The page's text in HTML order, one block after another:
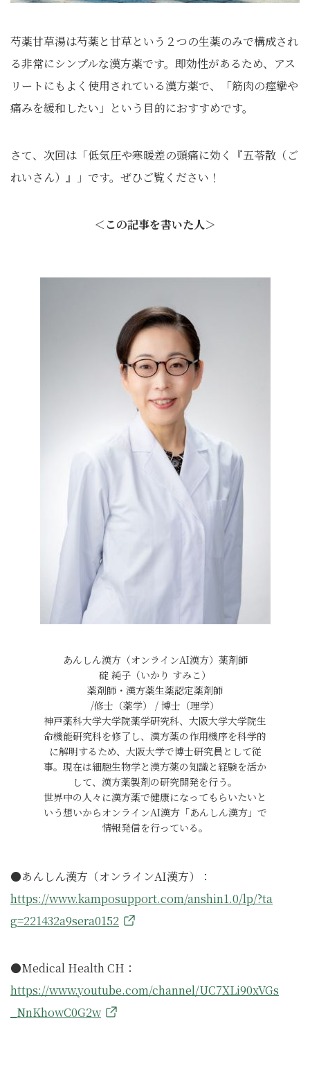
芍薬甘草湯は芍薬と甘草という２つの生薬のみで構成され
る非常にシンプルな漢方薬です。即効性があるため、アス
リートにもよく使用されている漢方薬で、「筋肉の痙攣や
痛みを緩和したい」という目的におすすめです。
さて、次回は「低気圧や寒暖差の頭痛に効く『五苓散（ご
れいさん）』」です。ぜひご覧ください！
＜この記事を書いた人＞
あんしん漢方（オンラインAI漢方）薬剤師
碇 純子（いかり すみこ）
薬剤師・漢方薬生薬認定薬剤師
/修士（薬学） / 博士（理学）
神戸薬科大学大学院薬学研究科、大阪大学大学院生
命機能研究科を修了し、漢方薬の作用機序を科学的
に解明するため、大阪大学で博士研究員として従
事。現在は細胞生物学と漢方薬の知識と経験を活か
して、漢方薬製剤の研究開発を行う。
世界中の人々に漢方薬で健康になってもらいたいと
いう想いからオンラインAI漢方「あんしん漢方」で
情報発信を行っている。
●あんしん漢方（オンラインAI漢方）：
https://www.kamposupport.com/anshin1.0/lp/?ta
g=221432a9sera0152
●Medical Health CH：
https://www.youtube.com/channel/UC7XLi90xVGs
_NnKhowC0G2w